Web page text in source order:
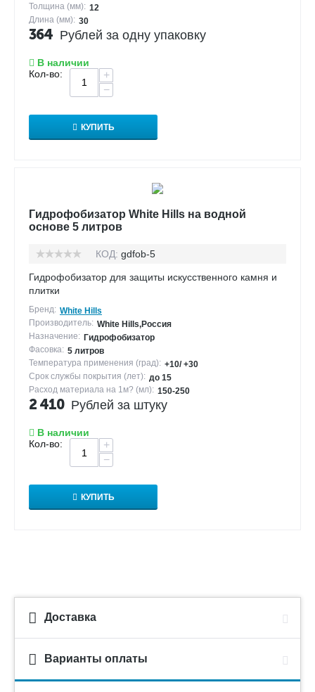
Толщина (мм): 12
Длина (мм): 30
364 Рублей за одну упаковку
В наличии
Кол-во:
+
−
КУПИТЬ
Гидрофобизатор White Hills на водной
основе 5 литров
КОД: gdfob-5
Гидрофобизатор для защиты искусственного камня и
плитки
Бренд: White Hills
Производитель: White Hills,Россия
Назначение: Гидрофобизатор
Фасовка: 5 литров
Температура применения (град): +10/ +30
Срок службы покрытия (лет): до 15
Расход материала на 1м? (мл): 150-250
2 410 Рублей за штуку
В наличии
Кол-во:
+
−
КУПИТЬ
Доставка
Варианты оплаты